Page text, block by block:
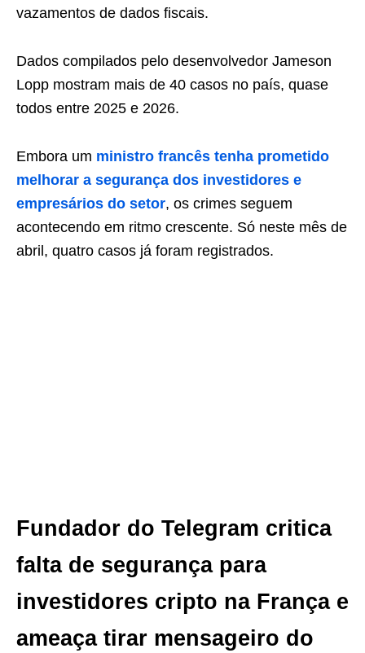
vazamentos de dados fiscais.
Dados compilados pelo desenvolvedor Jameson
Lopp mostram mais de 40 casos no país, quase
todos entre 2025 e 2026.
Embora um ministro francês tenha prometido
melhorar a segurança dos investidores e
empresários do setor, os crimes seguem
acontecendo em ritmo crescente. Só neste mês de
abril, quatro casos já foram registrados.
Fundador do Telegram critica
falta de segurança para
investidores cripto na França e
ameaça tirar mensageiro do